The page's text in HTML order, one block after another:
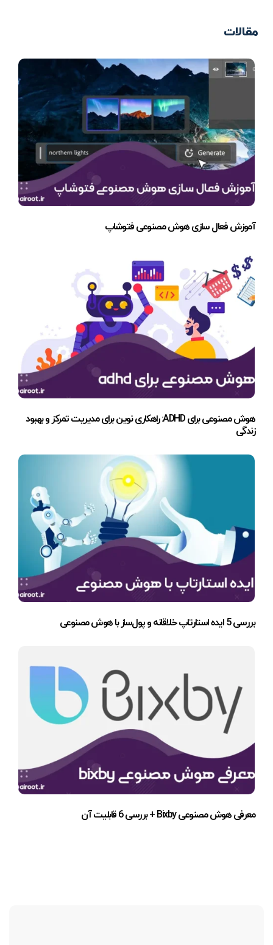
مقالات
آموزش فعال سازی هوش مصنوعی فتوشاپ
هوش مصنوعی برای ADHD: راهکاری نوین برای مدیریت تمرکز و بهبود
زندگی
بررسی 5 ایده استارتاپ خلاقانه و پول‌ساز با هوش مصنوعی
معرفی هوش مصنوعی Bixby + بررسی 6 قابلیت آن